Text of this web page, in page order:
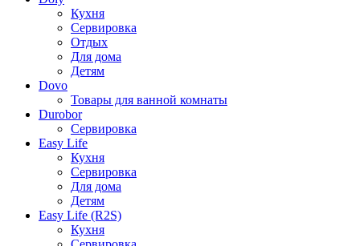
Кухня
Сервировка
Отдых
Для дома
Детям
Dovo
Товары для ванной комнаты
Durobor
Сервировка
Easy Life
Кухня
Сервировка
Для дома
Детям
Easy Life (R2S)
Кухня